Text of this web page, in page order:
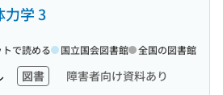
力学 3
図書 障害者向け資料あり
で読める 国立国会図書館 全国の図書館